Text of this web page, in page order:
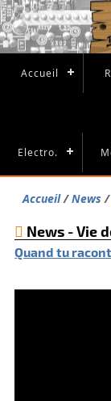
Accueil
Electro.
Accueil News
News - Vie
Quand tu